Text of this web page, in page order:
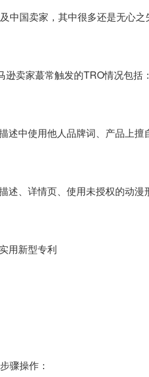
中国卖家，其中很多还是无心之
卖家蕞常触发的TRO情况包括：
述中使用他人品牌词、产品上擅
述、详情页、使用未授权的动漫
用新型专利
骤操作：